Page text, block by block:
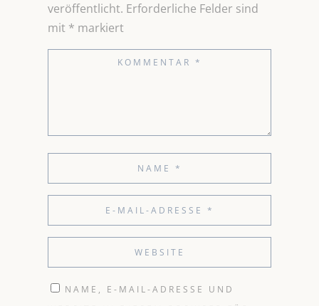
veröffentlicht. Erforderliche Felder sind
mit * markiert
NAME, E-MAIL-ADRESSE UND